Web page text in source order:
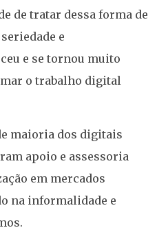
de tratar dessa forma de
e
e se tornou muito
o trabalho digital
maioria dos digitais
apoio e assessoria
em mercados
na informalidade e